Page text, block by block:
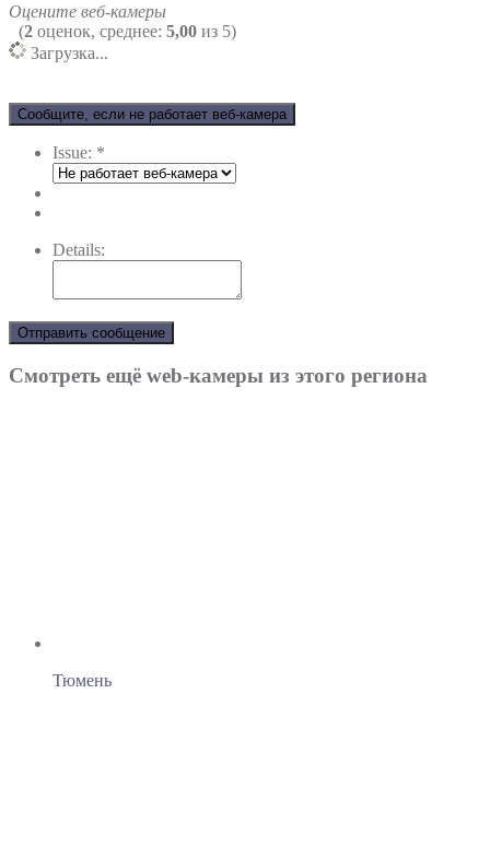
Оцените веб-камеры
(2 оценок, среднее: 5,00 из 5)
Загрузка...
Сообщите, если не работает веб-камера
Issue: *
Details:
Отправить сообщение
Смотреть ещё web-камеры из этого региона
Тюмень